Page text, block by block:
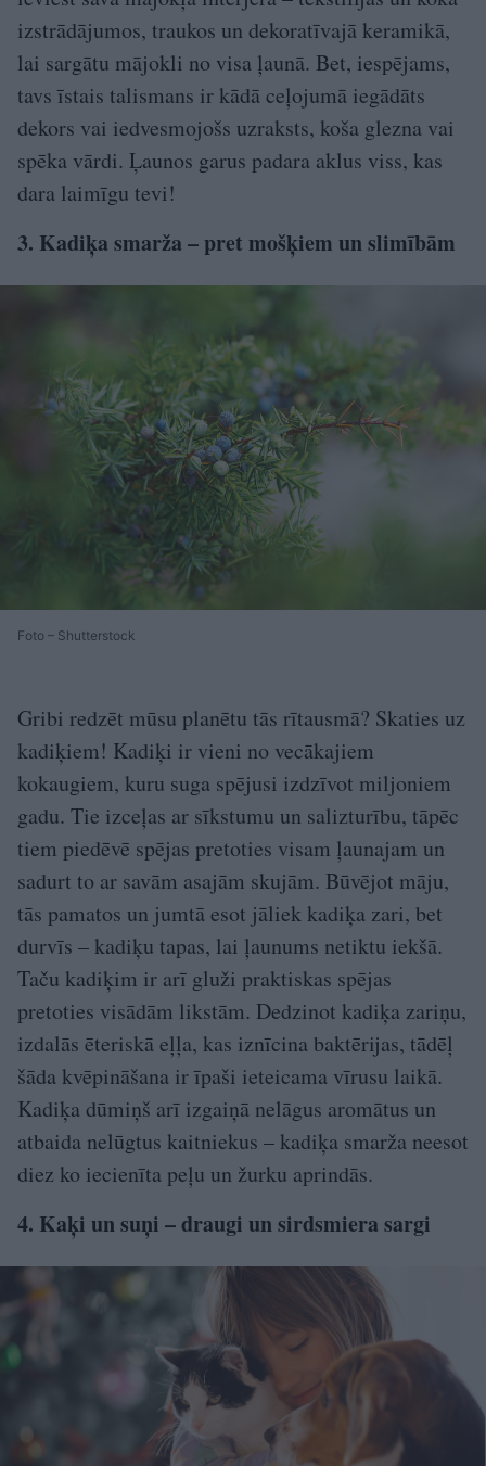
izstrādājumos, traukos un dekoratīvajā keramikā,
lai sargātu mājokli no visa ļaunā. Bet, iespējams,
tavs īstais talismans ir kādā ceļojumā iegādāts
dekors vai iedvesmojošs uzraksts, koša glezna vai
spēka vārdi. Ļaunos garus padara aklus viss, kas
dara laimīgu tevi!
3. Kadiķa smarža – pret mošķiem un slimībām
Foto – Shutterstock
Gribi redzēt mūsu planētu tās rītausmā? Skaties uz
kadiķiem! Kadiķi ir vieni no vecākajiem
kokaugiem, kuru suga spējusi izdzīvot miljoniem
gadu. Tie izceļas ar sīkstumu un salizturību, tāpēc
tiem piedēvē spējas pretoties visam ļaunajam un
sadurt to ar savām asajām skujām. Būvējot māju,
tās pamatos un jumtā esot jāliek kadiķa zari, bet
durvīs – kadiķu tapas, lai ļaunums netiktu iekšā.
Taču kadiķim ir arī gluži praktiskas spējas
pretoties visādām likstām. Dedzinot kadiķa zariņu,
izdalās ēteriskā eļļa, kas iznīcina baktērijas, tādēļ
šāda kvēpināšana ir īpaši ieteicama vīrusu laikā.
Kadiķa dūmiņš arī izgaiņā nelāgus aromātus un
atbaida nelūgtus kaitniekus – kadiķa smarža neesot
diez ko iecienīta peļu un žurku aprindās.
4. Kaķi un suņi – draugi un sirdsmiera sargi